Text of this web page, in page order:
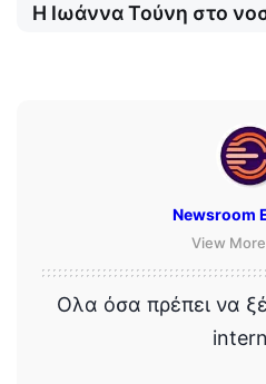
Η Ιωάννα Τούνη στο
Newsroom
View
Ολα όσα πρέπει να